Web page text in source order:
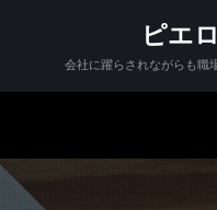
ス
キ
ピエ
会社に躍らされながらも職